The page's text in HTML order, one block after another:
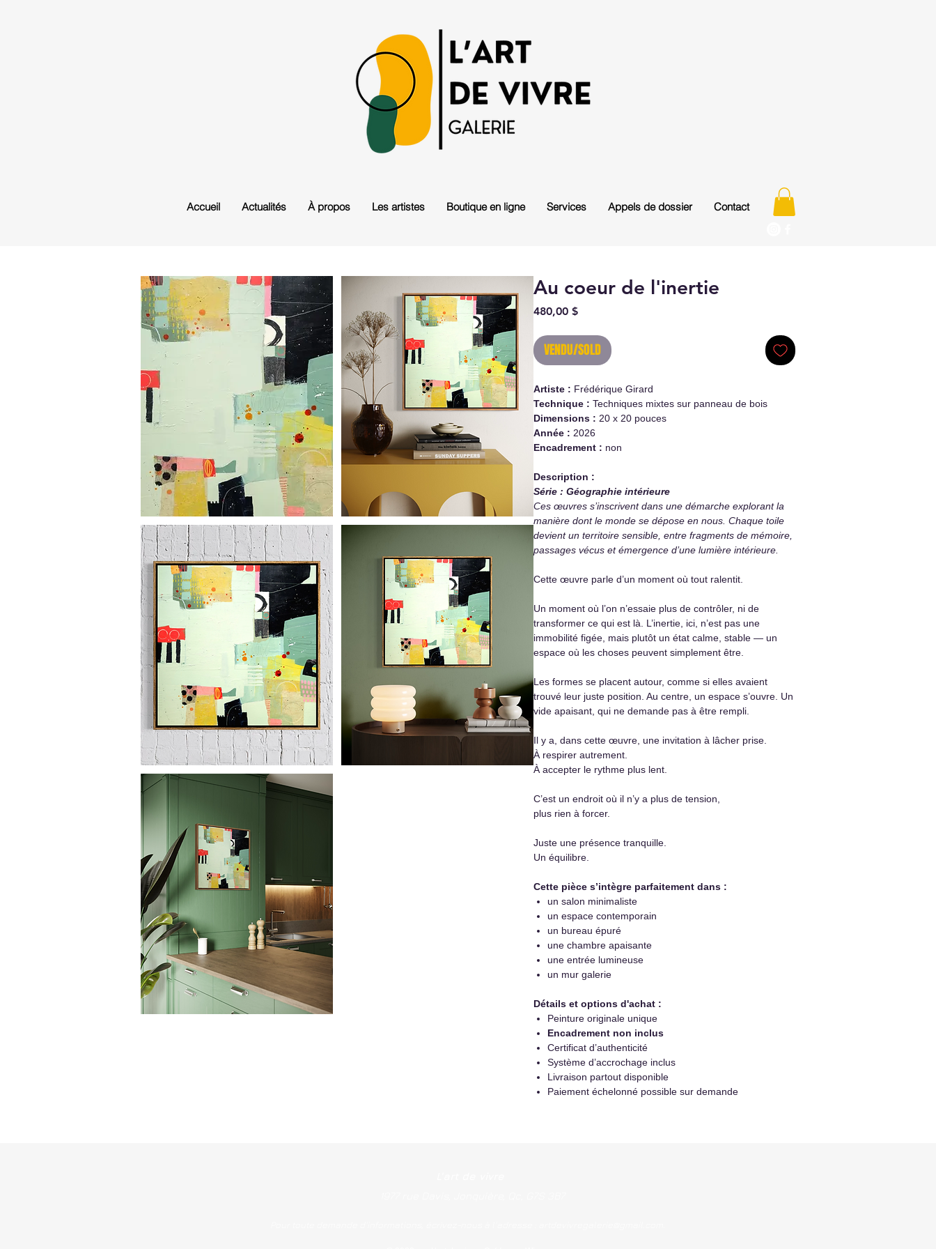
Accueil Actualités À propos Les artistes Boutique en ligne Services Appels de dossier Contact
Au coeur de l'inertie
480,00 $Prix
VENDU/SOLD
Artiste : Frédérique Girard
Technique : Techniques mixtes sur panneau de bois
Dimensions : 20 x 20 pouces
Année : 2026
Encadrement : non
Description :
Série : Géographie intérieure
Ces œuvres s’inscrivent dans une démarche explorant la
manière dont le monde se dépose en nous. Chaque toile
devient un territoire sensible, entre fragments de mémoire,
passages vécus et émergence d’une lumière intérieure.
Cette œuvre parle d’un moment où tout ralentit.
Un moment où l’on n’essaie plus de contrôler, ni de
transformer ce qui est là. L’inertie, ici, n’est pas une
immobilité figée, mais plutôt un état calme, stable — un
espace où les choses peuvent simplement être.
Les formes se placent autour, comme si elles avaient
trouvé leur juste position. Au centre, un espace s’ouvre. Un
vide apaisant, qui ne demande pas à être rempli.
Il y a, dans cette œuvre, une invitation à lâcher prise.
À respirer autrement.
À accepter le rythme plus lent.
C’est un endroit où il n’y a plus de tension,
plus rien à forcer.
Juste une présence tranquille.
Un équilibre.
Cette pièce s’intègre parfaitement dans :
un salon minimaliste
un espace contemporain
un bureau épuré
une chambre apaisante
une entrée lumineuse
un mur galerie
Détails et options d'achat :
Peinture originale unique
Encadrement non inclus
Certificat d’authenticité
Système d’accrochage inclus
Livraison partout disponible
Paiement échelonné possible sur demande